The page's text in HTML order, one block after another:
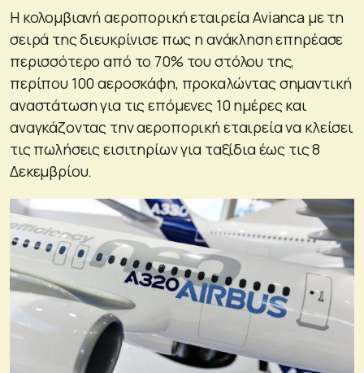
Η κολομβιανή αεροπορική εταιρεία Avianca με τη
σειρά της διευκρίνισε πως η ανάκληση επηρέασε
περισσότερο από το 70% του στόλου της,
περίπου 100 αεροσκάφη, προκαλώντας σημαντική
αναστάτωση για τις επόμενες 10 ημέρες και
αναγκάζοντας την αεροπορική εταιρεία να κλείσει
τις πωλήσεις εισιτηρίων για ταξίδια έως τις 8
Δεκεμβρίου.